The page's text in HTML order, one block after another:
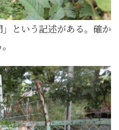
」という記述がある。確か